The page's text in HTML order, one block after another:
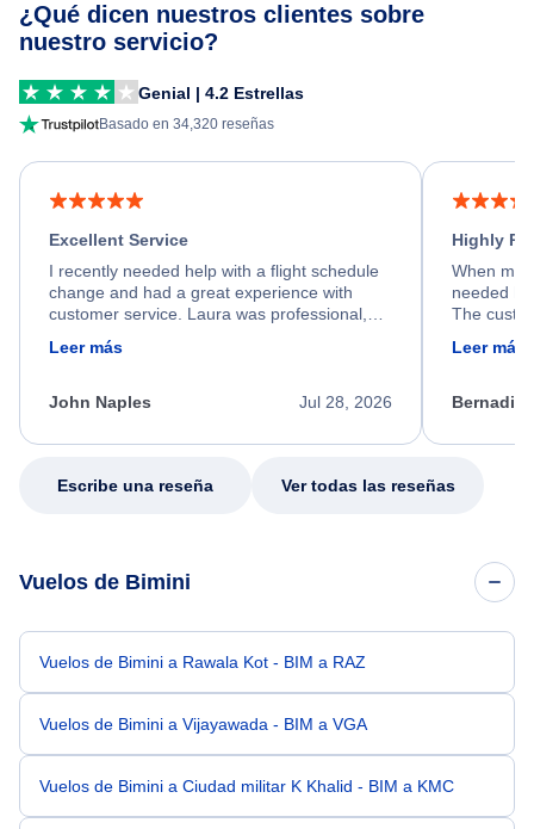
¿Qué dicen nuestros clientes sobre
nuestro servicio?
Genial | 4.2 Estrellas
Basado en 34,320 reseñas
Excellent Service
I recently needed help with a flight schedule
change and had a great experience with
customer service. Laura was professional,
friendly, and very helpful throughout the
process. She quickly found a solution and
appreciate her excellent service.
Leer más
Jul 28, 2026
John Naples
Highly
When my
needed
The
calm,
my issue.
Leer más
Escribe una reseña Ver todas las reseñas
Vuelos de Bimini
Vuelos de Bimini a Rawala Kot - BIM a RAZ
Vuelos de Bimini a Vijayawada - BIM a VGA
Vuelos de Bimini a Ciudad militar K Khalid - BIM a KMC